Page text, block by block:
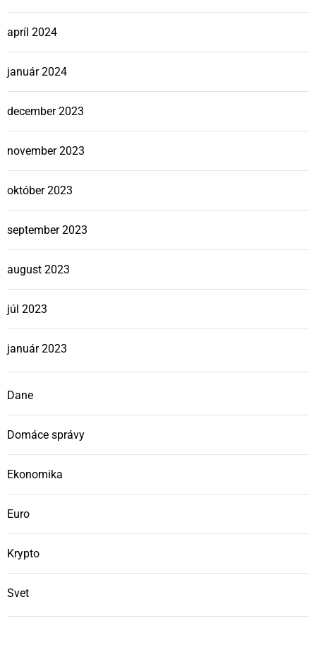
apríl 2024
január 2024
december 2023
november 2023
október 2023
september 2023
august 2023
júl 2023
január 2023
Dane
Domáce správy
Ekonomika
Euro
Krypto
Svet